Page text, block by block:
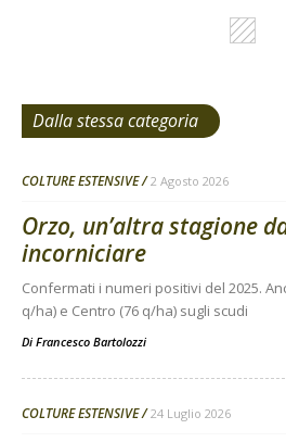
Dalla stessa categoria
COLTURE ESTENSIVE 2 Agosto 2026
Orzo, un’altra stagione
incorniciare
Confermati i numeri positivi del 2025.
q/ha) e Centro (76 q/ha) sugli scudi
Di Francesco Bartolozzi
COLTURE ESTENSIVE 24 Luglio 2026